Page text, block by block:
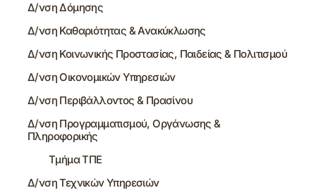
Δ/νση Δόμησης
Δ/νση Καθαριότητας & Ανακύκλωσης
Δ/νση Κοινωνικής Προστασίας, Παιδείας & Πολιτισμού
Δ/νση Οικονομικών Υπηρεσιών
Δ/νση Περιβάλλοντος & Πρασίνου
Δ/νση Προγραμματισμού, Οργάνωσης &
Πληροφορικής
Τμήμα ΤΠΕ
Δ/νση Τεχνικών Υπηρεσιών